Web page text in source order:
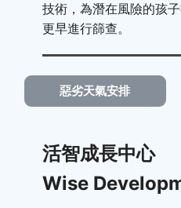
技術，為潛在風險的孩
更早進行篩查。
惡劣天氣安排
活智成長中心
Wise